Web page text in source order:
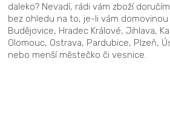
daleko? Nevadí, rádi vám zboží
bez ohledu na to, je-li vám domovinou
Budějovice, Hradec Králové, Jihlava,
Olomouc, Ostrava, Pardubice, Plzeň,
nebo menší městečko či vesnice.